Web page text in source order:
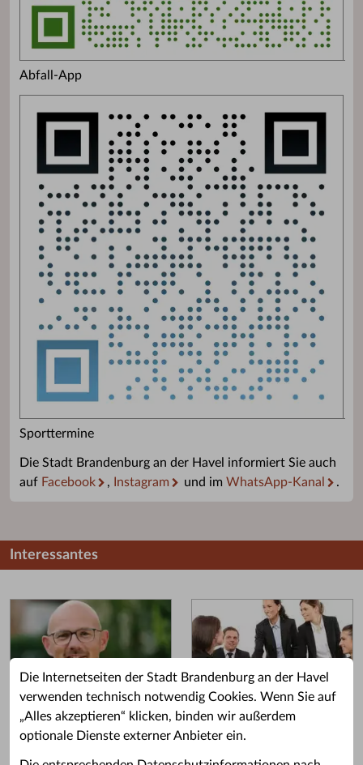
Die Internetseiten der Stadt Brandenburg an der Havel
verwenden technisch notwendig Cookies. Wenn Sie auf
„Alles akzeptieren“ klicken, binden wir außerdem
optionale Dienste externer Anbieter ein.
Abfall-App
Sporttermine
Die Stadt Brandenburg an der Havel informiert Sie auch
auf Facebook , Instagram und im WhatsApp-Kanal .
Interessantes
Grußwort des OB